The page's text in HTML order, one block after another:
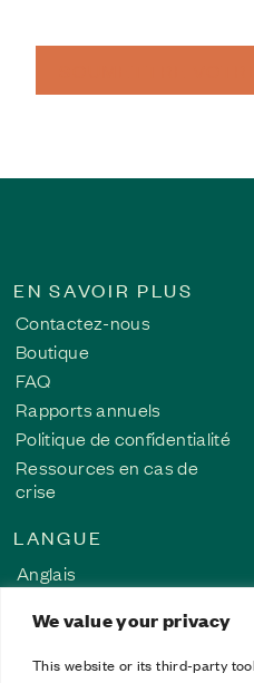
We value your privacy
This website or its third-party
EN SAVOIR PLUS
Contactez-nous
Boutique
FAQ
Rapports annuels
Politique de confidentialité
Ressources en cas de
crise
LANGUE
Anglais
Allemand
Espagnol